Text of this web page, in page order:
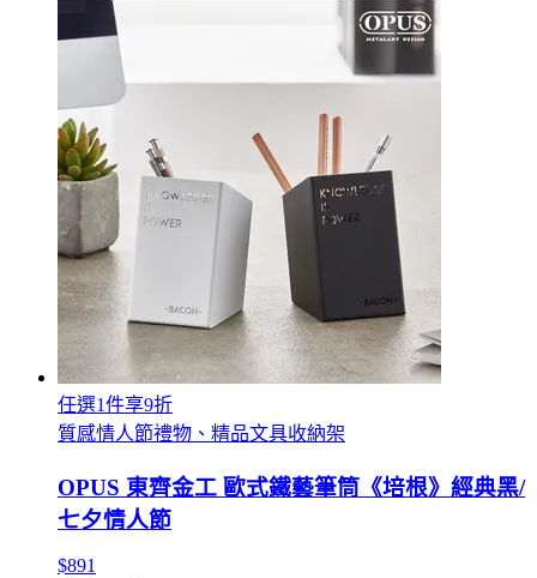
任選1件享9折
質感情人節禮物、精品文具收納架
OPUS 東齊金工 歐式鐵藝筆筒《培根》經典黑/
七夕情人節
$891